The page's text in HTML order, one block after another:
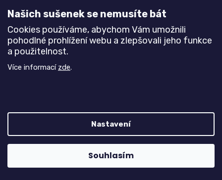
Našich sušenek se nemusíte bát
Cookies používáme, abychom Vám umožnili
pohodlné prohlížení webu a zlepšovali jeho funkce
a použitelnost.
Více informací zde.
Nastavení
Souhlasím
Bílá Buk Olše Jasan šedý Dub natur (dub sonoma)
Spodní rohová skříňka SR90x90/L BRAVO
10
Do 3-6 týdnů